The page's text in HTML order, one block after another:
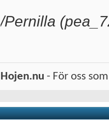
/Pernilla
Hojen.nu - För oss